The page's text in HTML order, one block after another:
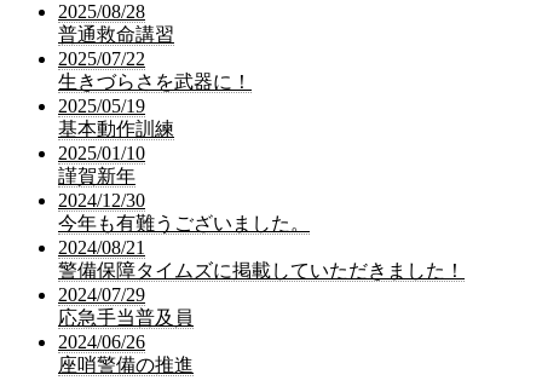
2025/08/28
普通救命講習
2025/07/22
生きづらさを武器に！
2025/05/19
基本動作訓練
2025/01/10
謹賀新年
2024/12/30
今年も有難うございました。
2024/08/21
警備保障タイムズに掲載していただきました！
2024/07/29
応急手当普及員
2024/06/26
座哨警備の推進